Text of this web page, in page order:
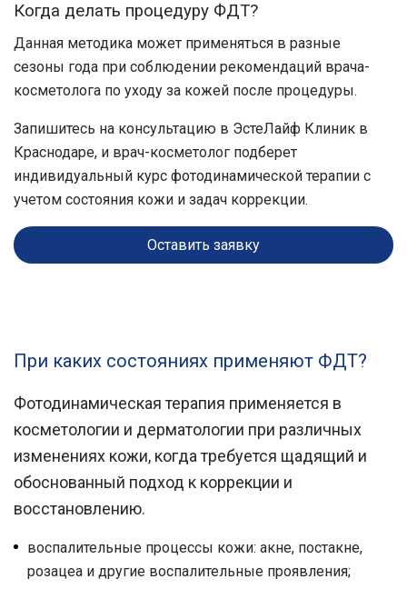
Когда делать процедуру ФДТ?
Данная методика может применяться в разные
сезоны года при соблюдении рекомендаций врача-
косметолога по уходу за кожей после процедуры.
Запишитесь на консультацию в ЭстеЛайф Клиник в
Краснодаре, и врач-косметолог подберет
индивидуальный курс фотодинамической терапии с
учетом состояния кожи и задач коррекции.
Оставить заявку
При каких состояниях применяют ФДТ?
Фотодинамическая терапия применяется в
косметологии и дерматологии при различных
изменениях кожи, когда требуется щадящий и
обоснованный подход к коррекции и
восстановлению.
воспалительные процессы кожи: акне, постакне,
розацеа и другие воспалительные проявления;